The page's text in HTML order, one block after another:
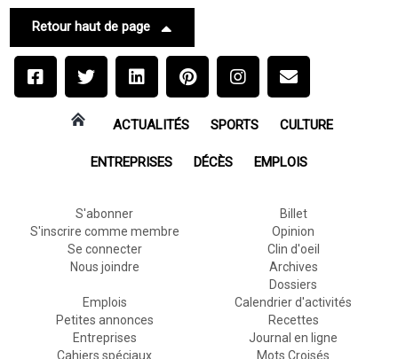
Retour haut de page
ACTUALITÉS SPORTS CULTURE
ENTREPRISES DÉCÈS EMPLOIS
S'abonner
S'inscrire comme membre
Se connecter
Nous joindre
Billet
Opinion
Clin d'oeil
Archives
Dossiers
Emplois
Petites annonces
Entreprises
Cahiers spéciaux
Calendrier d'activités
Recettes
Journal en ligne
Mots Croisés